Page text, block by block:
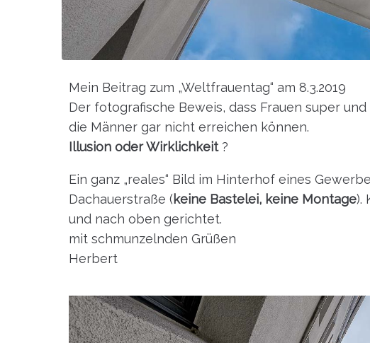
Mein Beitrag zum „Weltfrauentag“ am 8.3.2019
Der fotografische Beweis, dass Frauen super und
die Männer gar nicht erreichen können.
Illusion oder Wirklichkeit?
Ein ganz „reales“ Bild im Hinterhof eines
Dachauerstraße (keine Bastelei, keine Montage).
und nach oben gerichtet.
mit schmunzelnden Grüßen
Herbert